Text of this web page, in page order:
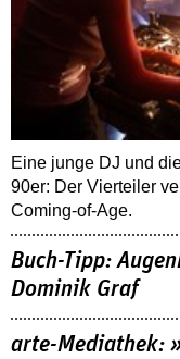
Eine junge DJ und
90er: Der Vierteiler
Coming-of-Age.
Buch-Tipp:
Dominik Graf
arte-Mediathek: